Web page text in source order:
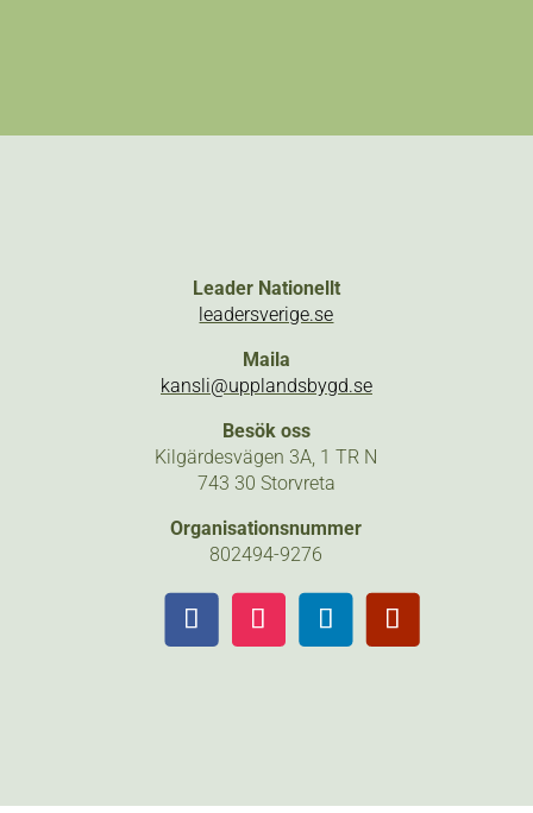
Leader Nationellt
leadersverige.se
Maila
kansli@upplandsbygd.se
Besök oss
Kilgärdesvägen 3A, 1 TR N
743 30 Storvreta
Organisationsnummer
802494-9276